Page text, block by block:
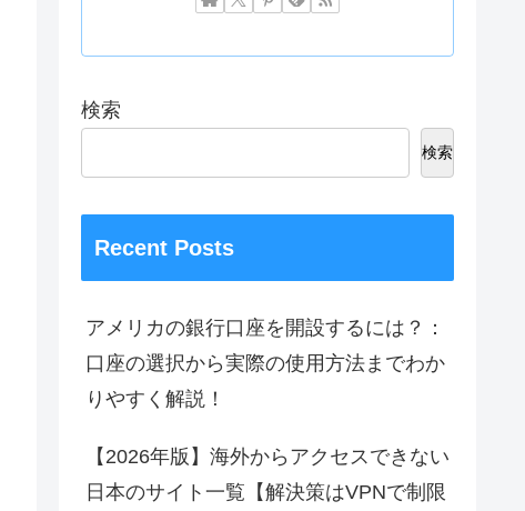
検索
検索
Recent Posts
アメリカの銀行口座を開設するには？：
口座の選択から実際の使用方法までわか
りやすく解説！
【2026年版】海外からアクセスできない
日本のサイト一覧【解決策はVPNで制限